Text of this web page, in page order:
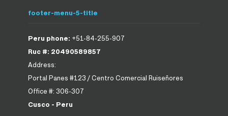
footer-menu-5-title
Peru phone: +51-84-255-907
Ruc #: 20490589857
Address:
Portal Panes #123 / Centro Comercial Ruiseñores
Office #: 306-307
Cusco - Peru